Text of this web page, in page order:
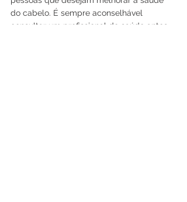
do cabelo. É sempre aconselhável
consultar um profissional de saúde antes